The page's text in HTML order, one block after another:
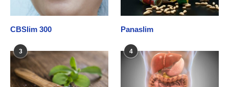
CBSlim 300 Panaslim
3 4